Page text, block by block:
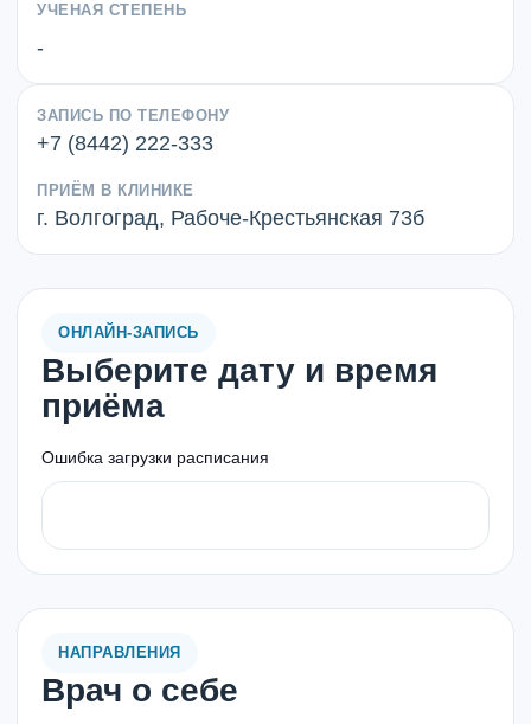
УЧЕНАЯ СТЕПЕНЬ
-
ЗАПИСЬ ПО ТЕЛЕФОНУ
+7 (8442) 222-333
ПРИЁМ В КЛИНИКЕ
г. Волгоград, Рабоче-Крестьянская 73б
ОНЛАЙН-ЗАПИСЬ
Выберите дату и время
приёма
Ошибка загрузки расписания
НАПРАВЛЕНИЯ
Врач о себе